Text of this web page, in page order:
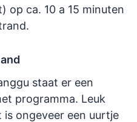
op ca. 10 a 15 minuten
staat er een
programma. Leuk
is ongeveer een uurtje